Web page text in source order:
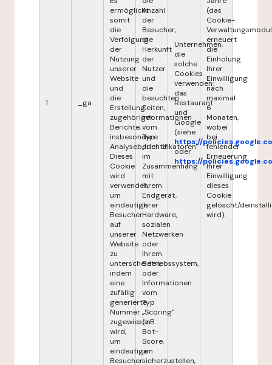
1 _ga
ermöglicht
somit
die
Verfolgung
der
Nutzung
unserer
Website
und
die
Erstellung
zugehöriger
Berichte,
insbesondere
Analyseberichte.
Dieses
Cookie
wird
verwendet,
um
eindeutige
Besucher
auf
unserer
Website
zu
unterscheiden,
indem
eine
zufällig
generierte
Nummer
zugewiesen
wird,
um
eindeutige
Besucher
Anzahl
der
Besucher,
die
Herkunft
der
Nutzer
und
die
besuchten
Seiten,
Informationen
vom
Typ
„Identifikatoren"
im
Zusammenhang
mit
Ihrem
Endgerät,
Ihrer
Hardware,
sozialen
Netzwerken
oder
Ihrem
Betriebssystem,
oder
Informationen
vom
Typ
„Scoring"
(z.B.
Bot-
Score,
um
sicherzustellen,
Unternehmen,
die
solche
Cookies
verwenden:
das
Restaurant
und
Google
(siehe
https://
oder
https://
(das
Cookie-
Verwaltungsmodul
erneuert
die
Einholung
Ihrer
Einwilligung
nach
maximal
6
Monaten,
wobei
bei
fehlender
Erneuerung
Ihrer
Einwilligung
dieses
Cookie
gelöscht/
wird).